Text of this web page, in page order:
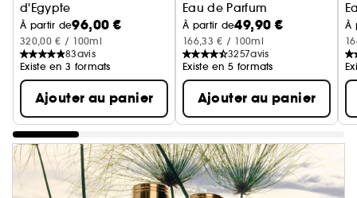
d'Egypte
Eau de Parfum
À partir de96,00 €
320,00 € / 100ml
83avis
Existe en 3 formats
Ajouter au panier
Eau de Parfum
À partir de49,90 €
166,33 € / 100ml
3257avis
Existe en 5 formats
Ajouter au panier
À